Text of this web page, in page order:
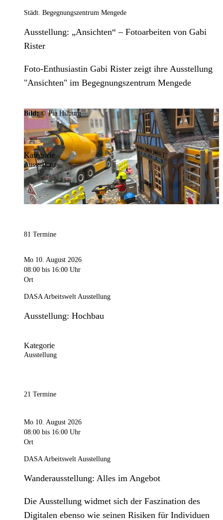
Städt. Begegnungszentrum Mengede
Ausstellung: „Ansichten“ – Fotoarbeiten von Gabi
Rister
Foto-Enthusiastin Gabi Rister zeigt ihre Ausstellung
"Ansichten" im Begegnungszentrum Mengede
Bild:© Pia Hilburg
Kategorie
Ausstellung
81 Termine
Mo 10. August 2026
08:00 bis 16:00 Uhr
Ort
DASA Arbeitswelt Ausstellung
Ausstellung: Hochbau
Kategorie
Ausstellung
21 Termine
Mo 10. August 2026
08:00 bis 16:00 Uhr
Ort
DASA Arbeitswelt Ausstellung
Wanderausstellung: Alles im Angebot
Die Ausstellung widmet sich der Faszination des
Digitalen ebenso wie seinen Risiken für Individuen